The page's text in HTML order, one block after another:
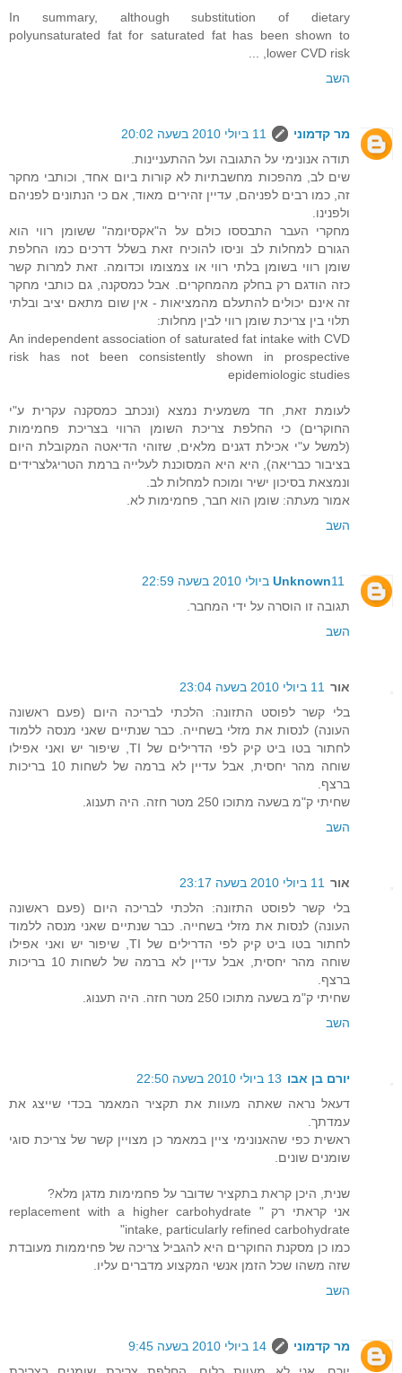
In summary, although substitution of dietary
polyunsaturated fat for saturated fat has been shown to
lower CVD risk, ...
השב
מר קדמוני
11 ביולי 2010 בשעה 20:02
תודה אנונימי על התגובה ועל ההתעניינות.
שים לב, מהפכות מחשבתיות לא קורות ביום אחד, וכותבי מחקר
זה, כמו רבים לפניהם, עדיין זהירים מאוד, אם כי הנתונים לפניהם
ולפנינו.
מחקרי העבר התבססו כולם על ה"אקסיומה" ששומן רווי הוא
הגורם למחלות לב וניסו להוכיח זאת בשלל דרכים כמו החלפת
שומן רווי בשומן בלתי רווי או צמצומו וכדומה. זאת למרות קשר
כזה הודגם רק בחלק מהמחקרים. אבל כמסקנה, גם כותבי מחקר
זה אינם יכולים להתעלם מהמציאות - אין שום מתאם יציב ובלתי
תלוי בין צריכת שומן רווי לבין מחלות:
An independent association of saturated fat intake with CVD
risk has not been consistently shown in prospective
epidemiologic studies
לעומת זאת, חד משמעית נמצא (ונכתב כמסקנה עקרית ע"י
החוקרים) כי החלפת צריכת השומן הרווי בצריכת פחמימות
(למשל ע"י אכילת דגנים מלאים, שזוהי הדיאטה המקובלת היום
בציבור כבריאה), היא היא המסוכנת לעלייה ברמת הטריגלצרידים
ונמצאת בסיכון ישיר ומוכח למחלות לב.
אמור מעתה: שומן הוא חבר, פחמימות לא.
השב
Unknown11 ביולי 2010 בשעה 22:59
תגובה זו הוסרה על ידי המחבר.
השב
אור 11 ביולי 2010 בשעה 23:04
בלי קשר לפוסט התזונה: הלכתי לבריכה היום (פעם ראשונה
העונה) לנסות את מזלי בשחייה. כבר שנתיים שאני מנסה ללמוד
לחתור בטו ביט קיק לפי הדרילים של TI, שיפור יש ואני אפילו
שוחה מהר יחסית, אבל עדיין לא ברמה של לשחות 10 בריכות
ברצף.
שחיתי ק"מ בשעה מתוכו 250 מטר חזה. היה תענוג.
השב
אור 11 ביולי 2010 בשעה 23:17
בלי קשר לפוסט התזונה: הלכתי לבריכה היום (פעם ראשונה
העונה) לנסות את מזלי בשחייה. כבר שנתיים שאני מנסה ללמוד
לחתור בטו ביט קיק לפי הדרילים של TI, שיפור יש ואני אפילו
שוחה מהר יחסית, אבל עדיין לא ברמה של לשחות 10 בריכות
ברצף.
שחיתי ק"מ בשעה מתוכו 250 מטר חזה. היה תענוג.
השב
יורם בן אבו 13 ביולי 2010 בשעה 22:50
דעאל נראה שאתה מעוות את תקציר המאמר בכדי שייצג את
עמדתך.
ראשית כפי שהאנונימי ציין במאמר כן מצויין קשר של צריכת סוגי
שומנים שונים.
שנית, היכן קראת בתקציר שדובר על פחמימות מדגן מלא?
אני קראתי רק " replacement with a higher carbohydrate
intake, particularly refined carbohydrate"
כמו כן מסקנת החוקרים היא להגביל צריכה של פחיממות מעובדת
שזה משהו שכל הזמן אנשי המקצוע מדברים עליו.
השב
מר קדמוני
14 ביולי 2010 בשעה 9:45